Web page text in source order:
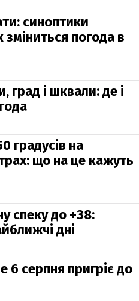
синоптики
зміниться погода в
град і шквали: де і
градусів на
що на це кажуть
спеку до +38:
дні
6 серпня пригріє до